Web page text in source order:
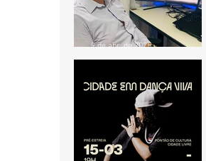
ENSINA PRODUTORES E
INICIANTES A PRESTAR
CONTAS EM PROJETOS
CULTURAIS
9 de abr. de 2025